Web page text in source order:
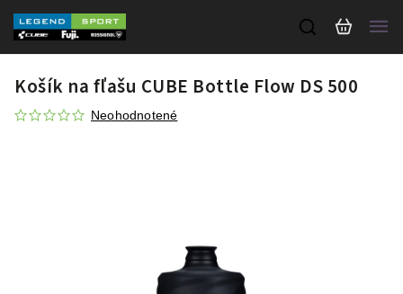
Košík na fľašu CUBE Bottle Flow DS 500
Neohodnotené